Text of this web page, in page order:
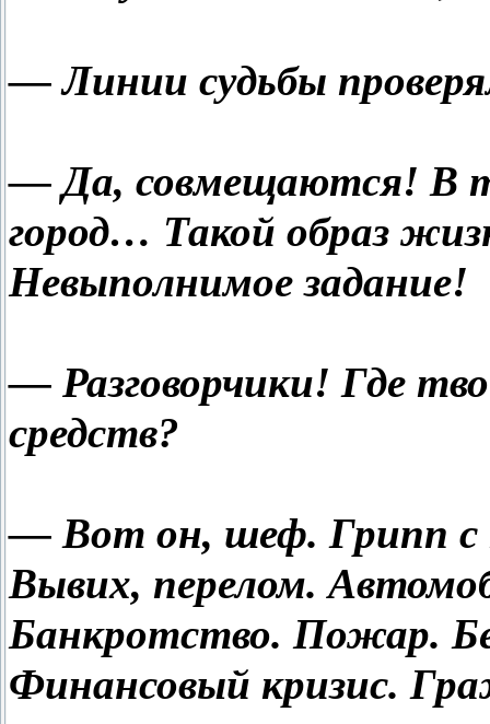
— Линии судьбы
— Да, совмещаются! В
город… Такой образ
Невыполнимое задание!
— Разговорчики! Где
средств?
— Вот он, шеф. Грипп с
Вывих, перелом.
Банкротство. Пожар.
Финансовый кризис.